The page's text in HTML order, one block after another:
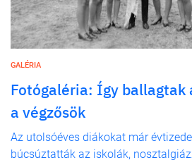
GALÉRIA
Fotógaléria: Így ballagtak
a végzősök
Az utolsóéves diákokat már
búcsúztatták az iskolák,